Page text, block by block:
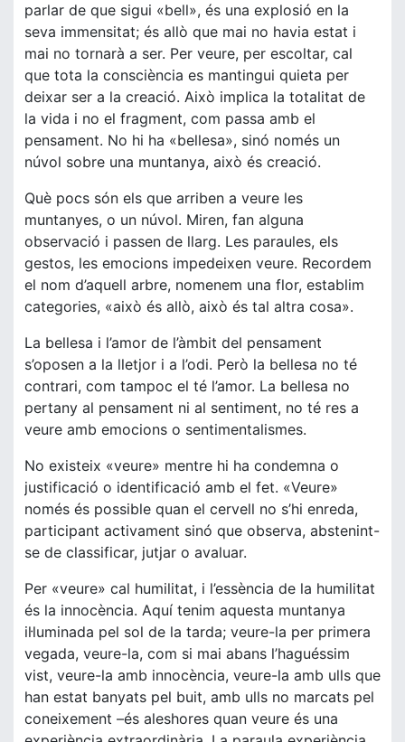
parlar de que sigui «bell», és una explosió en la
seva immensitat; és allò que mai no havia estat i
mai no tornarà a ser. Per veure, per escoltar, cal
que tota la consciència es mantingui quieta per
deixar ser a la creació. Això implica la totalitat de
la vida i no el fragment, com passa amb el
pensament. No hi ha «bellesa», sinó només un
núvol sobre una muntanya, això és creació.
Què pocs són els que arriben a veure les
muntanyes, o un núvol. Miren, fan alguna
observació i passen de llarg. Les paraules, els
gestos, les emocions impedeixen veure. Recordem
el nom d’aquell arbre, nomenem una flor, establim
categories, «això és allò, això és tal altra cosa».
La bellesa i l’amor de l’àmbit del pensament
s’oposen a la lletjor i a l’odi. Però la bellesa no té
contrari, com tampoc el té l’amor. La bellesa no
pertany al pensament ni al sentiment, no té res a
veure amb emocions o sentimentalismes.
No existeix «veure» mentre hi ha condemna o
justificació o identificació amb el fet. «Veure»
només és possible quan el cervell no s’hi enreda,
participant activament sinó que observa, abstenint-
se de classificar, jutjar o avaluar.
Per «veure» cal humilitat, i l’essència de la humilitat
és la innocència. Aquí tenim aquesta muntanya
il·luminada pel sol de la tarda; veure-la per primera
vegada, veure-la, com si mai abans l’haguéssim
vist, veure-la amb innocència, veure-la amb ulls que
han estat banyats pel buit, amb ulls no marcats pel
coneixement –és aleshores quan veure és una